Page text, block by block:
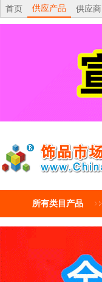
首页 供应产品 供应商
所有类目产品